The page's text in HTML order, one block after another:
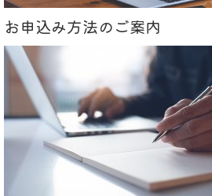
お申込み方法のご案内